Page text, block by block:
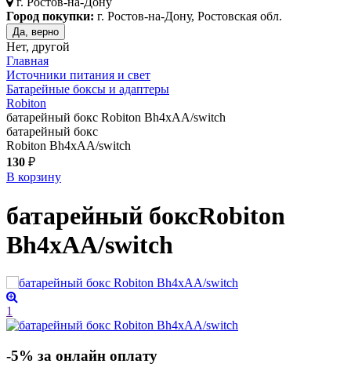
Город покупки: г. Ростов-на-Дону, Ростовская обл.
Да, верно
Нет, другой
Главная
Источники питания и свет
Батарейные боксы и адаптеры
Robiton
батарейный бокс Robiton Bh4xAA/switch
батарейный бокс
Robiton Bh4xAA/switch
130 ₽
В корзину
батарейный боксRobiton
Bh4xAA/switch
1
-5% за онлайн оплату